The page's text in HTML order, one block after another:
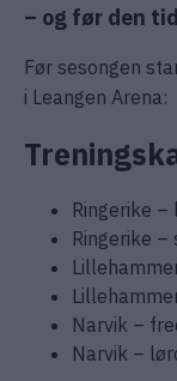
– og før den
Før sesongen
i Leangen Arena:
Ringerike
Ringerike
Narvik –
Narvik –